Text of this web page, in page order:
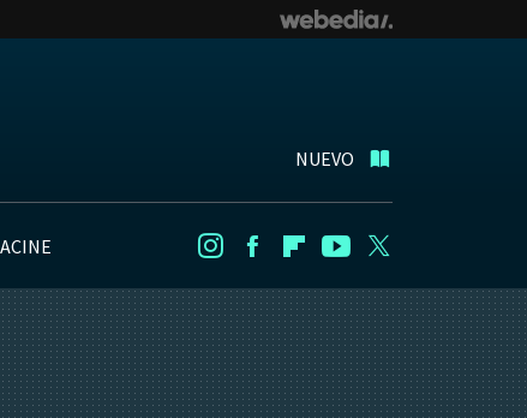
NUEVO
InstagramFacebookFlipboard
Youtube